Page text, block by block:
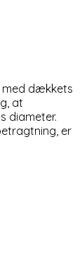
med dækkets
at
diameter.
er